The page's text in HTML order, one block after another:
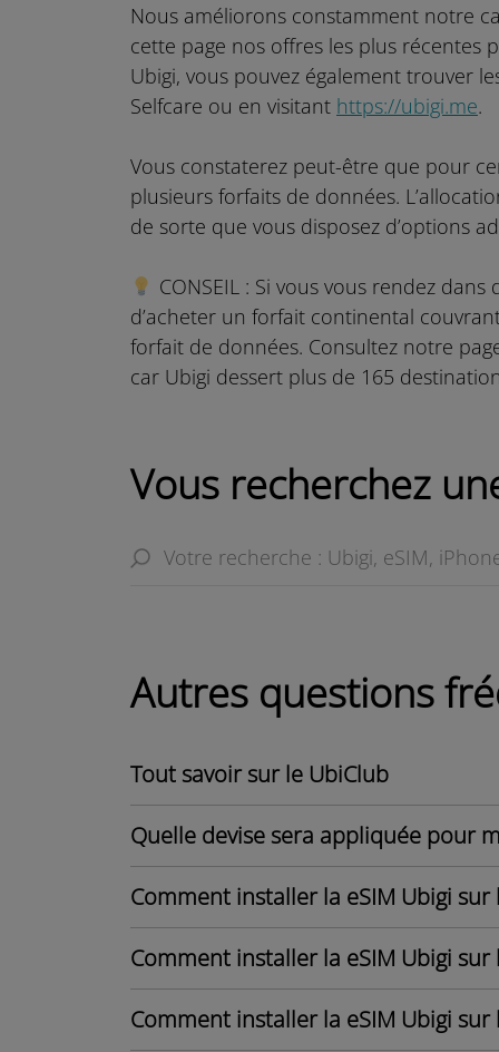
Nous améliorons constamment notre
cette page nos offres les plus récentes
Ubigi, vous pouvez également trouver
Selfcare ou en visitant https://ubigi.me.
Vous constaterez peut-être que pour
plusieurs forfaits de données.
de sorte que vous disposez d’options
CONSEIL : Si vous vous rendez
d’acheter un forfait continental
forfait de données. Consultez notre
car Ubigi dessert plus de 165
Vous recherchez
Autres questions
Tout savoir sur le UbiClub
Quelle devise sera appliquée pour
Comment installer la eSIM Ubigi sur
Comment installer la eSIM Ubigi sur
Comment installer la eSIM Ubigi sur